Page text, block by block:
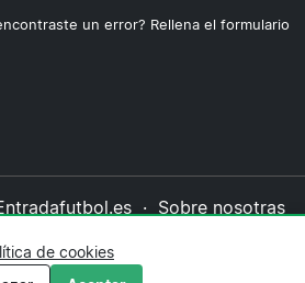
un error? Rellena el formulario
· Sobre nosotras
·Política editorial
de cookies